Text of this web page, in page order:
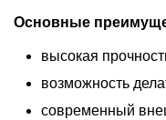
Основные
высокая
возможность
современный